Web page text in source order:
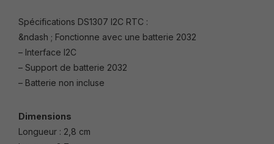
Spécifications DS1307 I2C RTC :
&ndash ; Fonctionne avec une batterie 2032
– Interface I2C
– Support de batterie 2032
– Batterie non incluse
Dimensions
Longueur : 2,8 cm